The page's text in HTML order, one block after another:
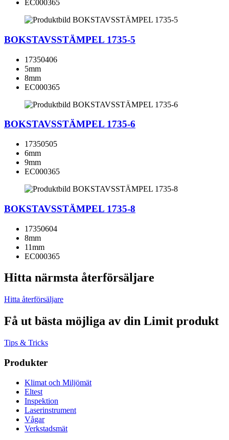
EC000365
BOKSTAVSSTÄMPEL 1735-5
17350406
5mm
8mm
EC000365
BOKSTAVSSTÄMPEL 1735-6
17350505
6mm
9mm
EC000365
BOKSTAVSSTÄMPEL 1735-8
17350604
8mm
11mm
EC000365
Hitta närmsta återförsäljare
Hitta återförsäljare
Få ut bästa möjliga av din Limit produkt
Tips & Tricks
Produkter
Klimat och Miljömät
Eltest
Inspektion
Laserinstrument
Vågar
Verkstadsmät